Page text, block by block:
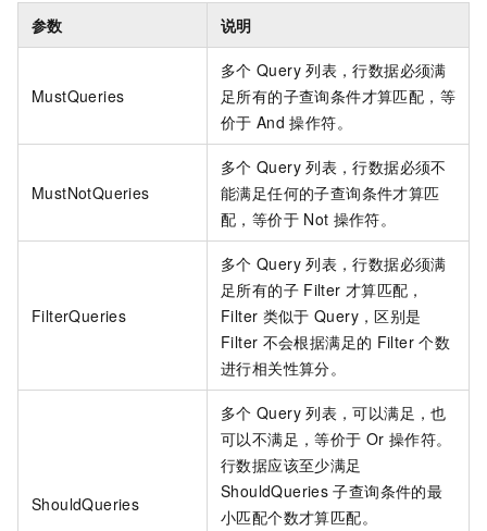
参数 说明
MustQueries
多个 Query 列表，行数据必须满
足所有的子查询条件才算匹配，等
价于 And 操作符。
MustNotQueries
多个 Query 列表，行数据必须不
能满足任何的子查询条件才算匹
配，等价于 Not 操作符。
FilterQueries
多个 Query 列表，行数据必须满
足所有的子 Filter 才算匹配，
Filter 类似于 Query，区别是
Filter 不会根据满足的 Filter 个数
进行相关性算分。
ShouldQueries
多个 Query 列表，可以满足，也
可以不满足，等价于 Or 操作符。
行数据应该至少满足
ShouldQueries 子查询条件的最
小匹配个数才算匹配。